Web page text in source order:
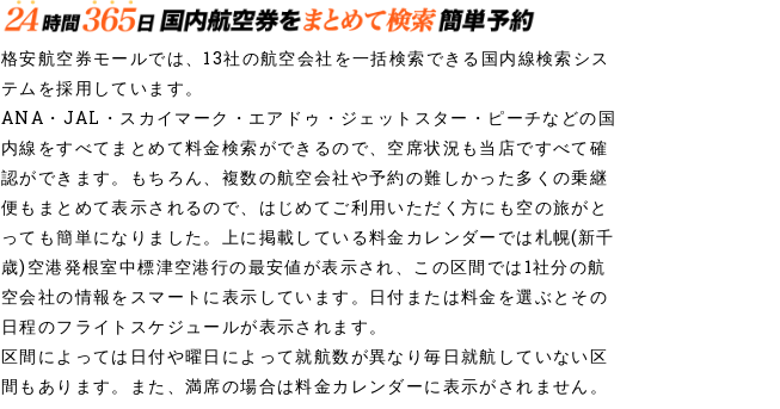
格安航空券モールでは、13社の航空会社を一括検索できる国内線検索シス
テムを採用しています。
ANA・JAL・スカイマーク・エアドゥ・ジェットスター・ピーチなどの国
内線をすべてまとめて料金検索ができるので、空席状況も当店ですべて確
認ができます。もちろん、複数の航空会社や予約の難しかった多くの乗継
便もまとめて表示されるので、はじめてご利用いただく方にも空の旅がと
っても簡単になりました。上に掲載している料金カレンダーでは札幌(新千
歳)空港発根室中標津空港行の最安値が表示され、この区間では1社分の航
空会社の情報をスマートに表示しています。日付または料金を選ぶとその
日程のフライトスケジュールが表示されます。
区間によっては日付や曜日によって就航数が異なり毎日就航していない区
間もあります。また、満席の場合は料金カレンダーに表示がされません。